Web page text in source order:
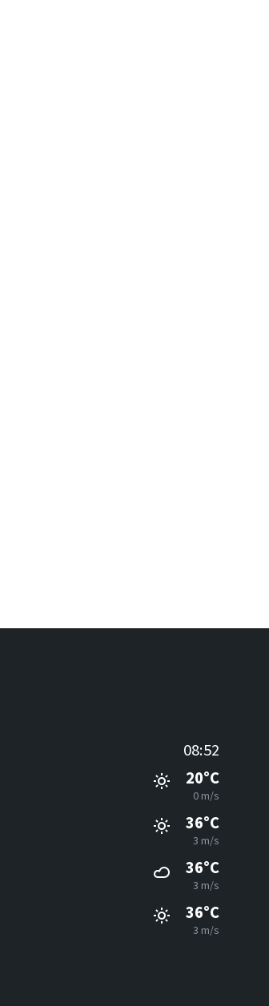
08:52
20°C
0 m/s
36°C
3 m/s
36°C
3 m/s
36°C
3 m/s